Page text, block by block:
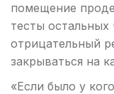
помещение
тесты остальных
отрицательный
закрываться на
«Если было у